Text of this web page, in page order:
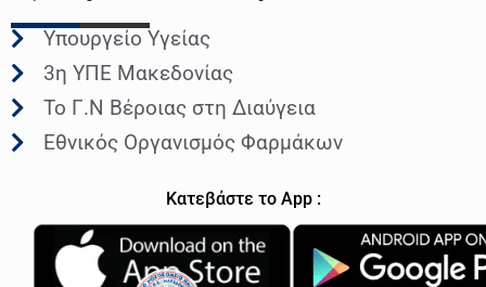
Υπουργείο Υγείας
3η ΥΠΕ Μακεδονίας
Το Γ.Ν Βέροιας στη Διαύγεια
Εθνικός Οργανισμός Φαρμάκων
Κατεβάστε το App :